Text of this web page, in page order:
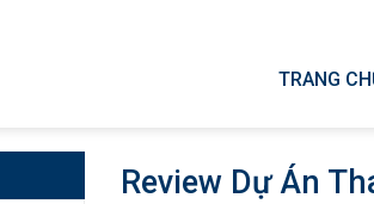
TRANG
Review Dự Án